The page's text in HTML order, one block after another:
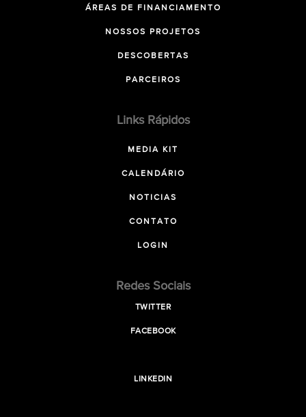
ÁREAS DE FINANCIAMENTO
NOSSOS PROJETOS
DESCOBERTAS
PARCEIROS
Links Rápidos
MEDIA KIT
CALENDÁRIO
NOTICIAS
CONTATO
LOGIN
Redes Sociais
TWITTER
FACEBOOK
LINKEDIN